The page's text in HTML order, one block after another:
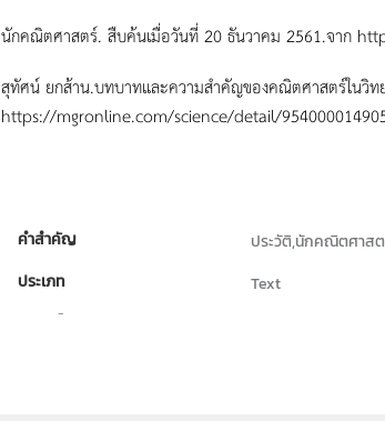
นักคณิตศาสตร์. สืบค้นเมื่อวันที่ 20 ธันวาคม 2561.จาก
สุทัศน์ ยกส้าน.บทบาทและความสำคัญของคณิตศาสตร์ในวิ
https://mgronline.com/science/detail/
คำสำคัญ
ประวัติ,นักคณิตศาส
ประเภท
Text